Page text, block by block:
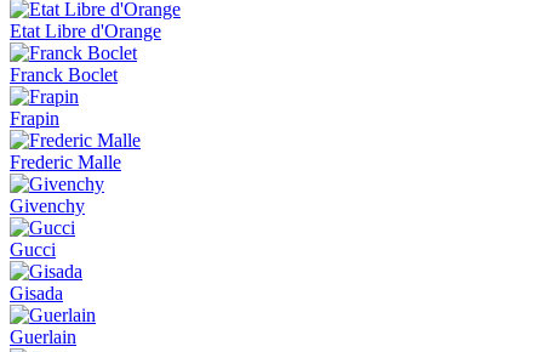
Etat Libre d'Orange
Franck Boclet
Frapin
Frederic Malle
Givenchy
Gucci
Gisada
Guerlain